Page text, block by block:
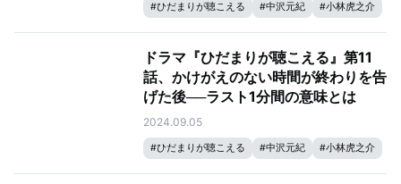
#ひだまりが聴こえる #中沢元紀 #小林虎之介
ドラマ『ひだまりが聴こえる』第11
話、かけがえのない時間が終わりを告
げた後──ラスト1分間の意味とは
2024.09.05
#ひだまりが聴こえる #中沢元紀 #小林虎之介